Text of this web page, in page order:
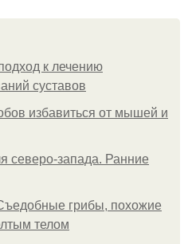
к лечению
суставов
избавиться от мышей и
северо-запада. Ранние
грибы, похожие
телом